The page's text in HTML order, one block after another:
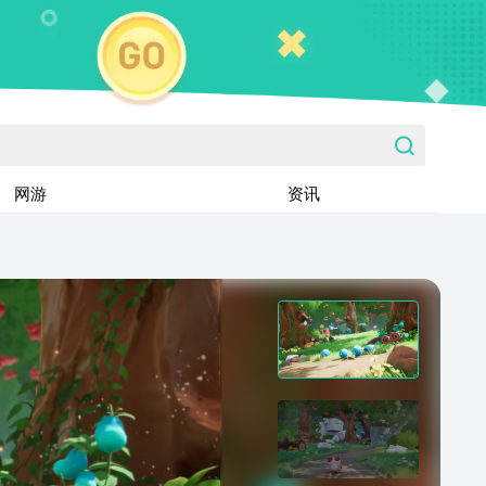
网游 资讯